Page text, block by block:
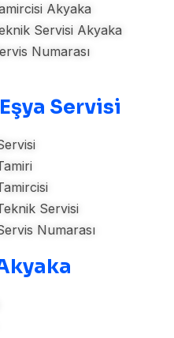
Akyaka
Servisi Akyaka
Numarası
Servisi
Servisi
Numarası